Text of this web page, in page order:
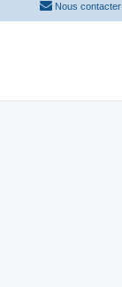
Nous contacter